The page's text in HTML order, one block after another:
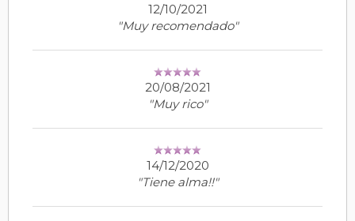
12/10/2021
"Muy recomendado"
20/08/2021
"Muy rico"
14/12/2020
"Tiene alma!!"